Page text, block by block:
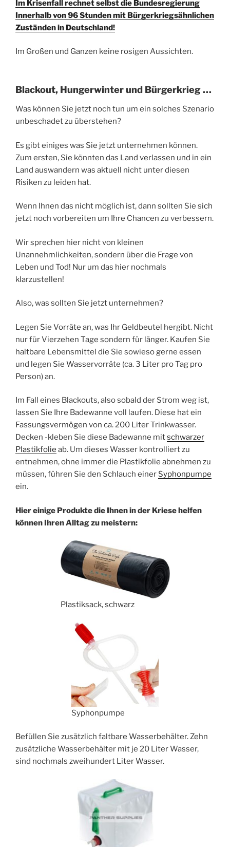
Im Krisenfall rechnet selbst die Bundesregierung
Innerhalb von 96 Stunden mit Bürgerkriegsähnlichen
Zuständen in Deutschland!
Im Großen und Ganzen keine rosigen Aussichten.
Blackout, Hungerwinter und Bürgerkrieg …
Was können Sie jetzt noch tun um ein solches Szenario
unbeschadet zu überstehen?
Es gibt einiges was Sie jetzt unternehmen können.
Zum ersten, Sie könnten das Land verlassen und in ein
Land auswandern was aktuell nicht unter diesen
Risiken zu leiden hat.
Wenn Ihnen das nicht möglich ist, dann sollten Sie sich
jetzt noch vorbereiten um Ihre Chancen zu verbessern.
Wir sprechen hier nicht von kleinen
Unannehmlichkeiten, sondern über die Frage von
Leben und Tod! Nur um das hier nochmals
klarzustellen!
Also, was sollten Sie jetzt unternehmen?
Legen Sie Vorräte an, was Ihr Geldbeutel hergibt. Nicht
nur für Vierzehen Tage sondern für länger. Kaufen Sie
haltbare Lebensmittel die Sie sowieso gerne essen
und legen Sie Wasservorräte (ca. 3 Liter pro Tag pro
Person) an.
Im Fall eines Blackouts, also sobald der Strom weg ist,
lassen Sie Ihre Badewanne voll laufen. Diese hat ein
Fassungsvermögen von ca. 200 Liter Trinkwasser.
Decken -kleben Sie diese Badewanne mitschwarzer
Plastikfolie ab. Um dieses Wasser kontrolliert zu
entnehmen, ohne immer die Plastikfolie abnehmen zu
müssen, führen Sie den Schlauch einer Syphonpumpe
ein.
Hier einige Produkte die Ihnen in der Kriese helfen
können Ihren Alltag zu meistern:
Plastiksack, schwarz
Syphonpumpe
Befüllen Sie zusätzlich faltbare Wasserbehälter. Zehn
zusätzliche Wasserbehälter mit je 20 Liter Wasser,
sind nochmals zweihundert Liter Wasser.